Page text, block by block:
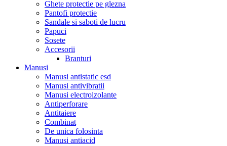
Ghete protectie pe glezna
Pantofi protectie
Sandale si saboti de lucru
Papuci
Sosete
Accesorii
Branturi
Manusi
Manusi antistatic esd
Manusi antivibratii
Manusi electroizolante
Antiperforare
Antitaiere
Combinat
De unica folosinta
Manusi antiacid